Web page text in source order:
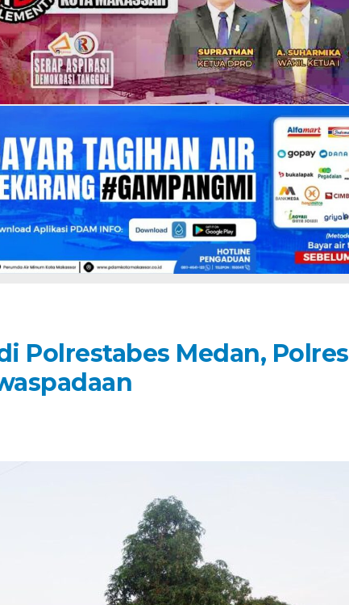
Polrestabes Medan, Polres